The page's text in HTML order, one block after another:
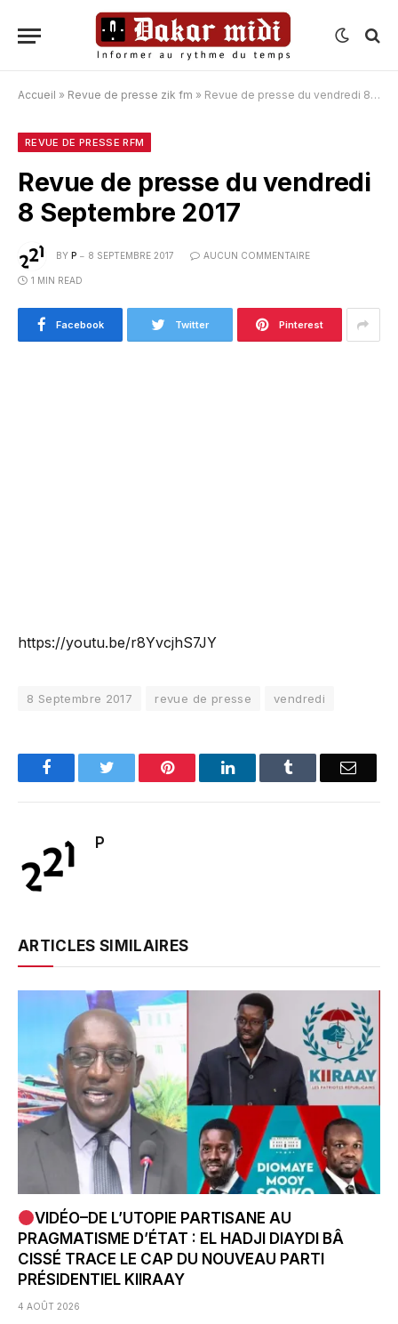
Accueil » Revue de presse zik fm » Revue de presse du vendredi 8 Septembre 2017
REVUE DE PRESSE RFM
Revue de presse du vendredi
8 Septembre 2017
BY P 8 SEPTEMBRE 2017 AUCUN COMMENTAIRE
1 MIN READ
Facebook Twitter Pinterest
https://youtu.be/r8YvcjhS7JY
8 Septembre 2017 revue de presse vendredi
FacebookTwitter Pinterest LinkedInTumblr Email
P
ARTICLES SIMILAIRES
VIDÉO–DE L’UTOPIE PARTISANE AU
PRAGMATISME D’ÉTAT : EL HADJI DIAYDI BÂ
CISSÉ TRACE LE CAP DU NOUVEAU PARTI
PRÉSIDENTIEL KIIRAAY
4 AOÛT 2026